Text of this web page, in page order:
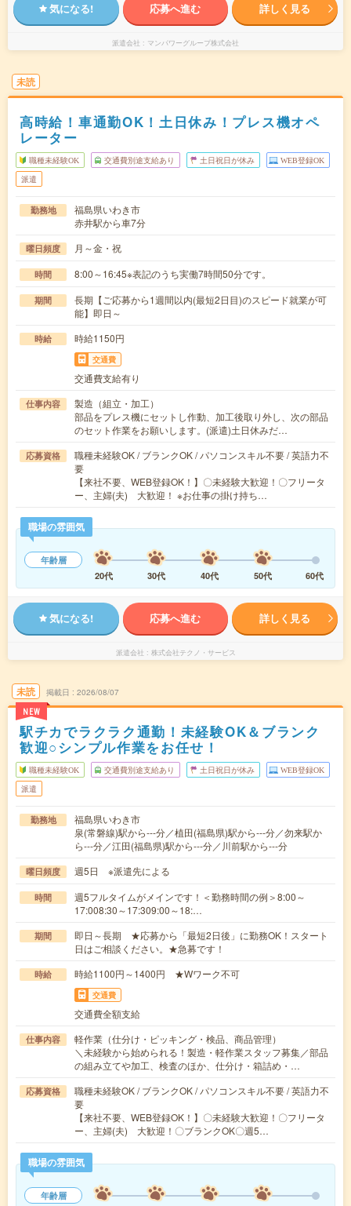
気になる! 応募へ進む 詳しく見る
派遣会社 マンパワーグループ株式会社
未読
高時給！車通勤OK！土日休み！プレス機オペ
レーター
職種未経験OK 交通費別途支給あり 土日祝日が休み WEB登録OK
派遣
勤務地
福島県いわき市
赤井駅から車7分
曜日頻度 月～金・祝
時間 8:00～16:45※表記のうち実働7時間50分です。
期間
長期【ご応募から1週間以内(最短2日目)のスピード就業が可
能】即日～
時給 時給1150円
交通費
交通費支給有り
仕事内容
製造（組立・加工）
部品をプレス機にセットし作動、加工後取り外し、次の部品
のセット作業をお願いします。(派遣)土日休みだ…
応募資格
職種未経験OK / ブランクOK / パソコンスキル不要 / 英語力不
要
【来社不要、WEB登録OK！】〇未経験大歓迎！〇フリータ
ー、主婦(夫) 大歓迎！ ※お仕事の掛け持ち…
職場の雰囲気
年齢層
20代
30代 40代 50代 60代
気になる! 応募へ進む 詳しく見る
派遣会社 株式会社テクノ・サービス
未読
NEW
掲載日 2026/08/07
駅チカでラクラク通勤！未経験OK＆ブランク
歓迎○シンプル作業をお任せ！
職種未経験OK 交通費別途支給あり 土日祝日が休み WEB登録OK
派遣
勤務地
福島県いわき市
泉(常磐線)駅から---分／植田(福島県)駅から---分／勿来駅か
ら---分／江田(福島県)駅から---分／川前駅から---分
曜日頻度 週5日 ※派遣先による
時間
週5フルタイムがメインです！＜勤務時間の例＞8:00～
17:008:30～17:309:00～18:…
期間
即日～長期 ★応募から「最短2日後」に勤務OK！スタート
日はご相談ください。★急募です！
時給 時給1100円～1400円 ★Wワーク不可
交通費
交通費全額支給
仕事内容
軽作業（仕分け・ピッキング・検品、商品管理）
＼未経験から始められる！製造・軽作業スタッフ募集／部品
の組み立てや加工、検査のほか、仕分け・箱詰め・…
応募資格
職種未経験OK / ブランクOK / パソコンスキル不要 / 英語力不
要
【来社不要、WEB登録OK！】〇未経験大歓迎！〇フリータ
ー、主婦(夫) 大歓迎！〇ブランクOK〇週5…
職場の雰囲気
年齢層